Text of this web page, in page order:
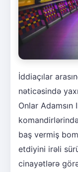
İddiaçılar
nəticəsində
Onlar Adamsın
baş vermiş
etdiyini irəli
cinayətlərə